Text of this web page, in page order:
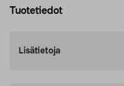
Tuotetiedot
Lisätietoja